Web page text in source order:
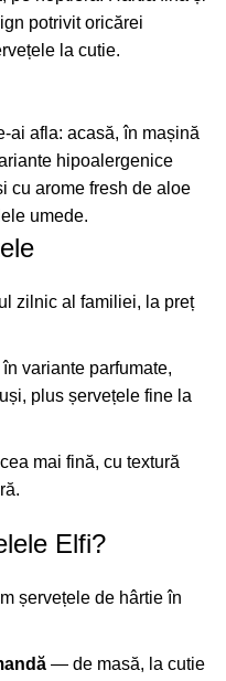
potrivit oricărei
la cutie.
ai afla: acasă, în mașină
hipoalergenice
cu arome fresh de aloe
umede.
zilnic al familiei, la preț
variante parfumate,
plus șervețele fine la
mai fină, cu textură
Elfi?
șervețele de hârtie în
— de masă, la cutie